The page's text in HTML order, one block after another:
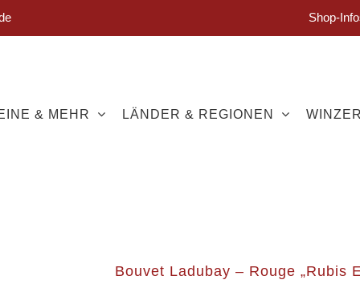
Shop-
& MEHR LÄNDER & REGIONEN
Bouvet Ladubay – Rouge „Rubis